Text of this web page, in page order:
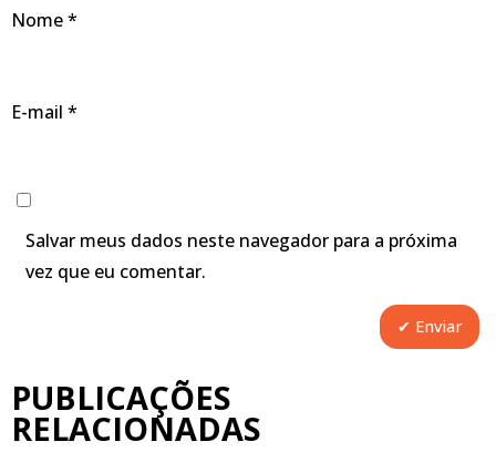
Nome*
E-mail *
Salvar meus dados neste navegador para a próxima
vez que eu comentar.
PUBLICAÇÕES
RELACIONADAS